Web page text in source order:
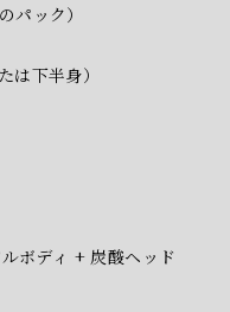
パック）
は下半身）
ボディ + 炭酸ヘッド